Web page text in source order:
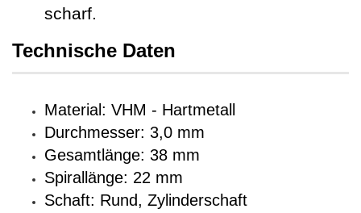
scharf.
Technische Daten
Material: VHM - Hartmetall
Durchmesser: 3,0 mm
Gesamtlänge: 38 mm
Spirallänge: 22 mm
Schaft: Rund, Zylinderschaft